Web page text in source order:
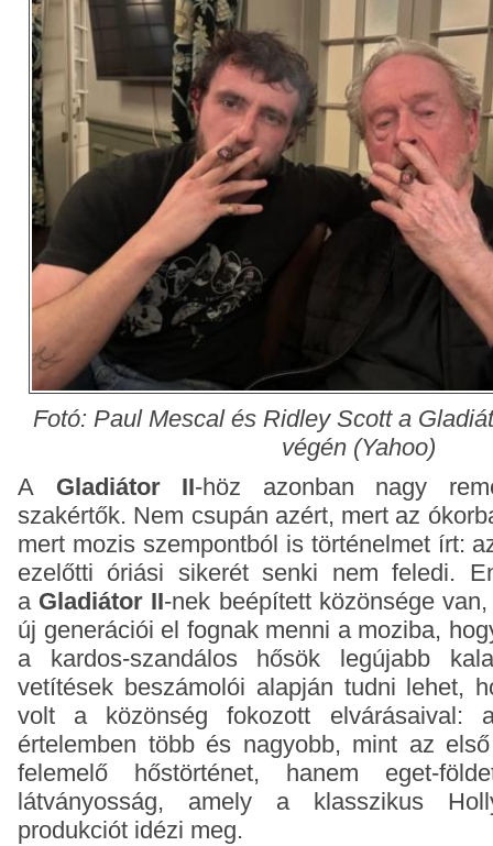
Fotó: Paul Mescal és Ridley Scott a
végén (Yahoo)
A Gladiátor II-höz azonban nagy
szakértők. Nem csupán azért, mert az
mert mozis szempontból is történelmet írt:
ezelőtti óriási sikerét senki nem feledi.
a Gladiátor II-nek beépített közönsége
új generációi el fognak menni a moziba,
a kardos-szandálos hősök legújabb
vetítések beszámolói alapján tudni lehet,
volt a közönség fokozott elvárásaival:
értelemben több és nagyobb, mint az
felemelő hőstörténet, hanem eget-
látványosság, amely a klasszikus
produkciót idézi meg.